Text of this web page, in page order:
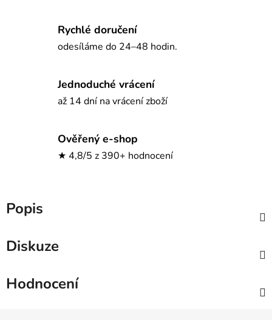
Rychlé doručení
odesíláme do 24–48 hodin.
Jednoduché vrácení
až 14 dní na vrácení zboží
Ověřený e-shop
★ 4,8/5 z 390+ hodnocení
Popis
Diskuze
Hodnocení